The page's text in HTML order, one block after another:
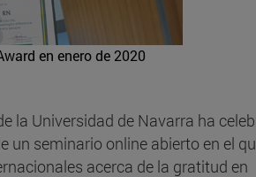
en enero de 2020
la Universidad de Navarra ha
un seminario online abierto en el
acerca de la gratitud en